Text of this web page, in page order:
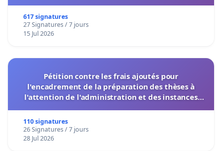
617 signatures
27 Signatures / 7 jours
15 Jul 2026
Pétition contre les frais ajoutés pour
l'encadrement de la préparation des thèses à
l'attention de l'administration et des instances
110 signatures
26 Signatures / 7 jours
28 Jul 2026